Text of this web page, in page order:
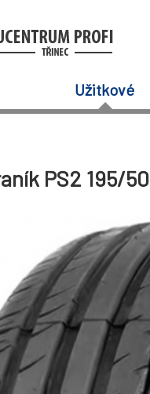
Užitkové
PS2 195/